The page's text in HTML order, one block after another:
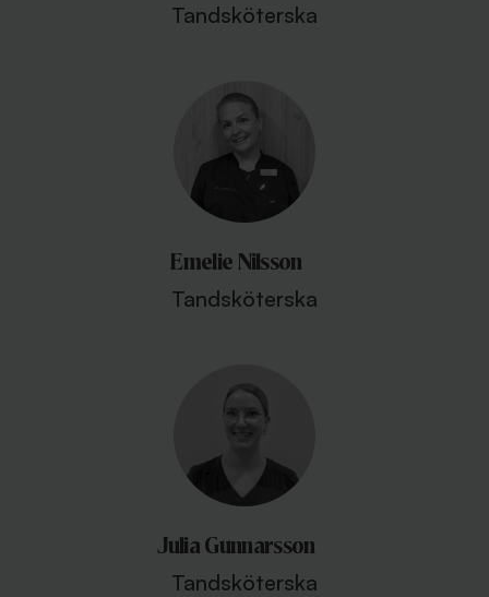
Tandsköterska
Emelie Nilsson
Tandsköterska
Julia Gunnarsson
Tandsköterska